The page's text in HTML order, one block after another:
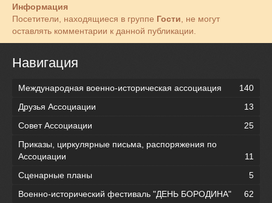
Информация
Посетители, находящиеся в группе Гости , не могут
оставлять комментарии к данной публикации.
Навигация
Международная военно-историческая ассоциация
140
Друзья Ассоциации
13
Совет Ассоциации
25
Приказы, циркулярные письма, распоряжения по
Ассоциации
11
Сценарные планы
5
Военно-исторический фестиваль "ДЕНЬ БОРОДИНА"
62